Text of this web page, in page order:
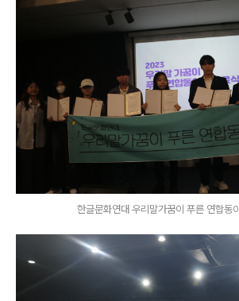
한글문화연대 우리말가꿈이 푸른 연합동